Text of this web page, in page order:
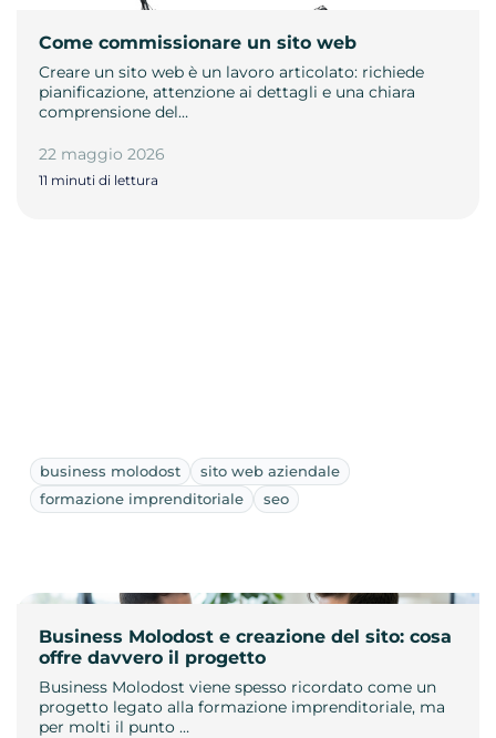
Come commissionare un sito web
Creare un sito web è un lavoro articolato: richiede
pianificazione, attenzione ai dettagli e una chiara
comprensione del…
22 maggio 2026
11 minuti di lettura
business molodost
sito web aziendale
formazione imprenditoriale
seo
Business Molodost e creazione del sito: cosa
offre davvero il progetto
Business Molodost viene spesso ricordato come un
progetto legato alla formazione imprenditoriale, ma
per molti il punto …